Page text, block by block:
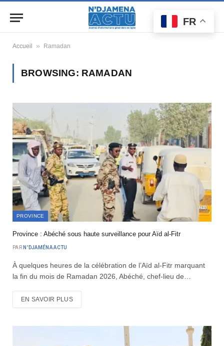
Accueil » Ramadan
BROWSING: RAMADAN
PROVINCE
Province : Abéché sous haute surveillance pour Aïd al-Fitr
PAR N'DJAMÉNA ACTU
À quelques heures de la célébration de l’Aïd al-Fitr marquant
la fin du mois de Ramadan 2026, Abéché, chef-lieu de…
EN SAVOIR PLUS
FR